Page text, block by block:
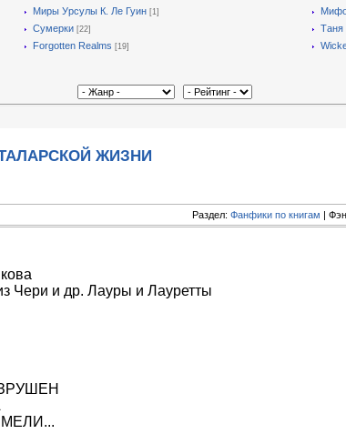
Миры Урсулы К. Ле Гуин [1]
Сумерки [22] Таня
Forgotten Realms [19]
ЖИЗНИ
Раздел: Фанфики по книгам |
Чери и др. Лауры и Лауретты